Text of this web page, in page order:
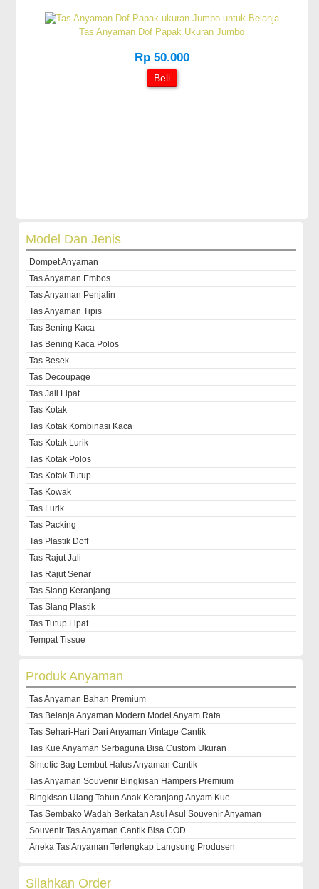
Tas Anyaman Dof Papak Ukuran Jumbo
Rp 50.000
Beli
Model Dan Jenis
Dompet Anyaman
Tas Anyaman Embos
Tas Anyaman Penjalin
Tas Anyaman Tipis
Tas Bening Kaca
Tas Bening Kaca Polos
Tas Besek
Tas Decoupage
Tas Jali Lipat
Tas Kotak
Tas Kotak Kombinasi Kaca
Tas Kotak Lurik
Tas Kotak Polos
Tas Kotak Tutup
Tas Kowak
Tas Lurik
Tas Packing
Tas Plastik Doff
Tas Rajut Jali
Tas Rajut Senar
Tas Slang Keranjang
Tas Slang Plastik
Tas Tutup Lipat
Tempat Tissue
Produk Anyaman
Tas Anyaman Bahan Premium
Tas Belanja Anyaman Modern Model Anyam Rata
Tas Sehari-Hari Dari Anyaman Vintage Cantik
Tas Kue Anyaman Serbaguna Bisa Custom Ukuran
Sintetic Bag Lembut Halus Anyaman Cantik
Tas Anyaman Souvenir Bingkisan Hampers Premium
Bingkisan Ulang Tahun Anak Keranjang Anyam Kue
Tas Sembako Wadah Berkatan Asul Asul Souvenir Anyaman
Souvenir Tas Anyaman Cantik Bisa COD
Aneka Tas Anyaman Terlengkap Langsung Produsen
Silahkan Order